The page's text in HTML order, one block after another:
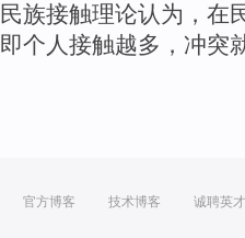
民族接触理论认为 ，在
即个人 接触越多 ，冲突
官方博客 技术博客 诚聘英才